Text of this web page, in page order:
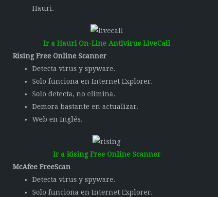
Hauri.
Ir a Hauri On-Line Antivirus LiveCall
Rising Free Online Scanner
Detecta virus y spyware.
Solo funciona en Internet Explorer.
Solo detecta, no elimina.
Demora bastante en actualizar.
Web en Inglés.
Ir a Rising Free Online Scanner
McAfee FreeScan
Detecta virus y spyware.
Solo funciona en Internet Explorer.